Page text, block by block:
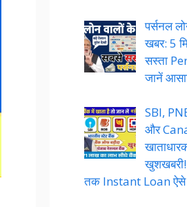
पर्सनल
खबर: 5
सस्ता
जानें
SBI,
और
तक Instant Loan